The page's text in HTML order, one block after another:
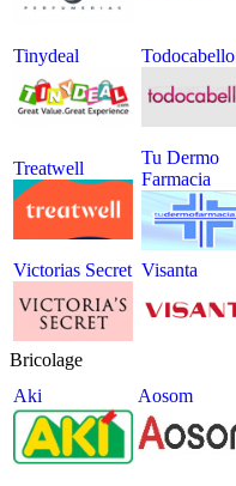
Tinydeal Todocabello
Treatwell
Tu Dermo
Farmacia
Victorias Secret Visanta
Bricolage
Aki
Aosom